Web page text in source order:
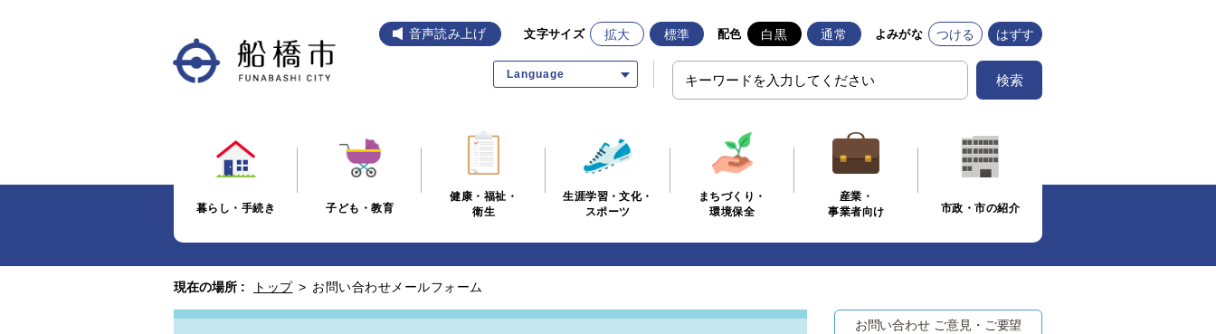
音声読み上げ 文字サイズ 拡大 標準 配色 白黒 通常 よみがな つける はずす
Language 検索
暮らし・手続き 子ども・教育
健康・福祉・
衛生
生涯学習・文化・
スポーツ
まちづくり・
環境保全
産業・
事業者向け
市政・市の紹介
現在の場所 : トップ > お問い合わせメールフォーム
お問い合わせ ご意見・ご要望